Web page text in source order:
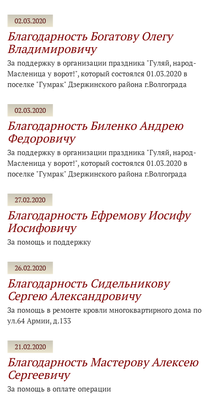
02.03.2020
Благодарность Богатову Олегу
Владимировичу
За поддержку в организации праздника "Гуляй, народ-
Масленица у ворот!", который состоялся 01.03.2020 в
поселке "Гумрак" Дзержинского района г.Волгограда
02.03.2020
Благодарность Биленко Андрею
Федоровичу
За поддержку в организации праздника "Гуляй, народ-
Масленица у ворот!", который состоялся 01.03.2020 в
поселке "Гумрак" Дзержинского района г.Волгограда
27.02.2020
Благодарность Ефремову Иосифу
Иосифовичу
За помощь и поддержку
26.02.2020
Благодарность Сидельникову
Сергею Александровичу
За помощь в ремонте кровли многоквартирного дома по
ул.64 Армии, д.133
21.02.2020
Благодарность Мастерову Алексею
Сергеевичу
За помощь в оплате операции